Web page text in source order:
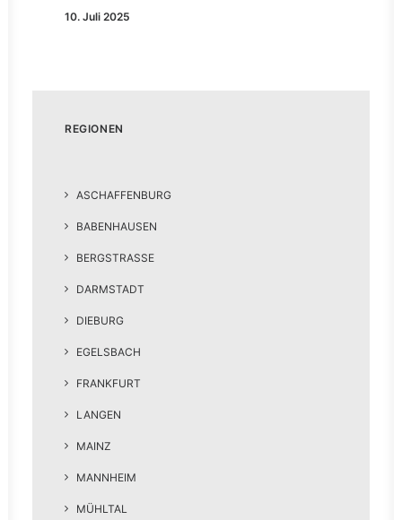
10. Juli 2025
REGIONEN
ASCHAFFENBURG
BABENHAUSEN
BERGSTRASSE
DARMSTADT
DIEBURG
EGELSBACH
FRANKFURT
LANGEN
MAINZ
MANNHEIM
MÜHLTAL